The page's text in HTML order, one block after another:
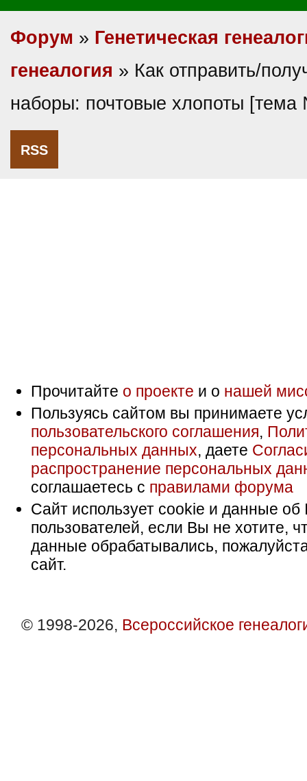
Форум » Генетическая
генеалогия » Как отправить/
наборы: почтовые хлопоты
RSS
Прочитайте о проекте и о нашей
Пользуясь сайтом вы принимаете
пользовательского соглашения,
персональных данных, даете
распространение персональных
соглашаетесь с правилами форума
Сайт использует cookie и данные об
пользователей, если Вы не хотите,
данные обрабатывались,
сайт.
© 1998-2026, Всероссийское